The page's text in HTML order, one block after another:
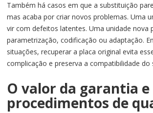
Também há casos em que a substituição
mas acaba por criar novos problemas. Uma
vir com defeitos latentes. Uma unidade nova
parametrização, codificação ou adaptação.
situações, recuperar a placa original evita
complicação e preserva a compatibilidade do
O valor da garantia e
procedimentos de